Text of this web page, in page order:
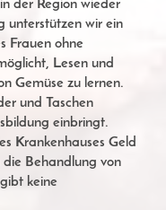
der Region wieder
unterstützen wir ein
Frauen ohne
Lesen und
Gemüse zu lernen.
und Taschen
einbringt.
Krankenhauses Geld
Behandlung von
keine